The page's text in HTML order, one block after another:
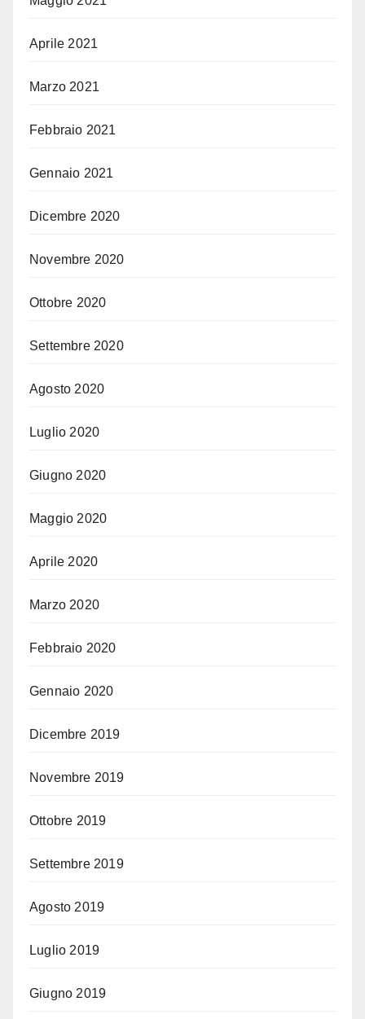
Aprile 2021
Marzo 2021
Febbraio 2021
Gennaio 2021
Dicembre 2020
Novembre 2020
Ottobre 2020
Settembre 2020
Agosto 2020
Luglio 2020
Giugno 2020
Maggio 2020
Aprile 2020
Marzo 2020
Febbraio 2020
Gennaio 2020
Dicembre 2019
Novembre 2019
Ottobre 2019
Settembre 2019
Agosto 2019
Luglio 2019
Giugno 2019